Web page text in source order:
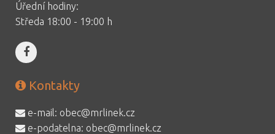
Úřední hodiny:
Středa 18:00 - 19:00 h
Kontakty
e-mail: obec@mrlinek.cz
e-podatelna: obec@mrlinek.cz